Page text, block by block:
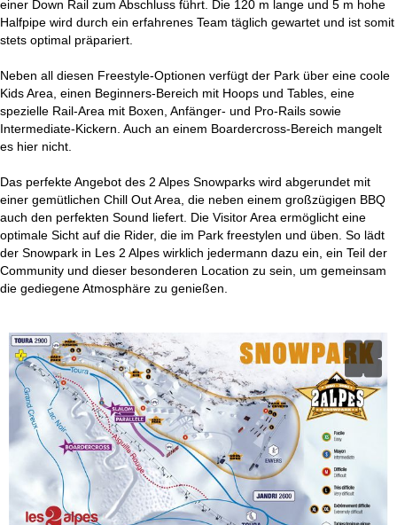
einer Down Rail zum Abschluss führt. Die 120 m lange und 5 m hohe
Halfpipe wird durch ein erfahrenes Team täglich gewartet und ist somit
stets optimal präpariert.
Neben all diesen Freestyle-Optionen verfügt der Park über eine coole
Kids Area, einen Beginners-Bereich mit Hoops und Tables, eine
spezielle Rail-Area mit Boxen, Anfänger- und Pro-Rails sowie
Intermediate-Kickern. Auch an einem Boardercross-Bereich mangelt
es hier nicht.
Das perfekte Angebot des 2 Alpes Snowparks wird abgerundet mit
einer gemütlichen Chill Out Area, die neben einem großzügigen BBQ
auch den perfekten Sound liefert. Die Visitor Area ermöglicht eine
optimale Sicht auf die Rider, die im Park freestylen und üben. So lädt
der Snowpark in Les 2 Alpes wirklich jedermann dazu ein, ein Teil der
Community und dieser besonderen Location zu sein, um gemeinsam
die gediegene Atmosphäre zu genießen.